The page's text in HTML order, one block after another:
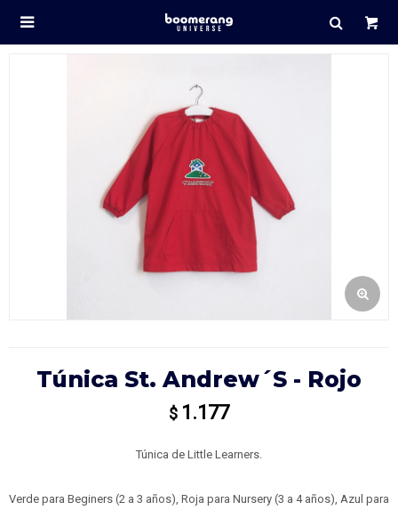

Túnica St. Andrew´s - Rojo
$ 1.177
Túnica de Little Learners.
Verde para Beginers (2 a 3 años), Roja para Nursery (3 a 4 años), Azul para